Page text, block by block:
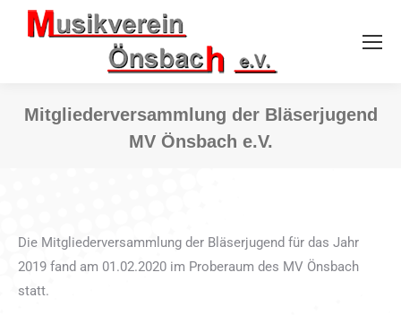
Mitgliederversammlung der Bläserjugend
MV Önsbach e.V.
Die Mitgliederversammlung der Bläserjugend für das Jahr
2019 fand am 01.02.2020 im Proberaum des MV Önsbach
statt.